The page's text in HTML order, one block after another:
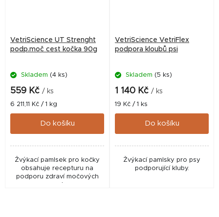
VetriScience UT Strenght
podp.moč cest kočka 90g
Skladem (4 ks)
559 Kč / ks
Měrná
cena:
6 211,11 Kč / 1 kg
Do košíku
Žvýkací pamlsek pro kočky
obsahuje recepturu na
podporu zdraví močových
cest.
VetriScience VetriFlex
podpora kloubů psi
Skladem (5 ks)
1 140 Kč / ks
Měrná
cena:
19 Kč / 1 ks
Do košíku
Žvýkací pamlsky pro psy
podporující kluby.